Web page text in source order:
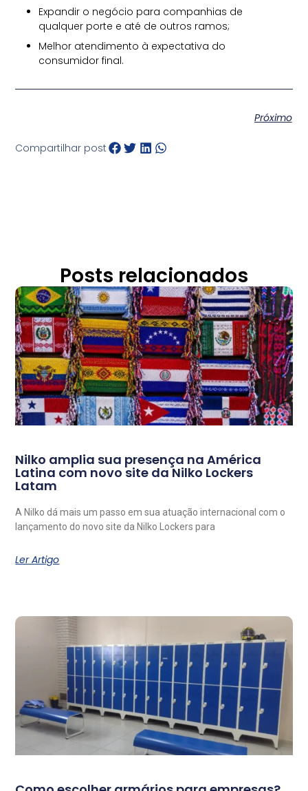
Expandir o negócio para companhias de
qualquer porte e até de outros ramos;
Melhor atendimento à expectativa do
consumidor final.
Próximo
Compartilhar post
Posts relacionados
Nilko amplia sua presença na América
Latina com novo site da Nilko Lockers
Latam
A Nilko dá mais um passo em sua atuação internacional com o
lançamento do novo site da Nilko Lockers para
Ler Artigo